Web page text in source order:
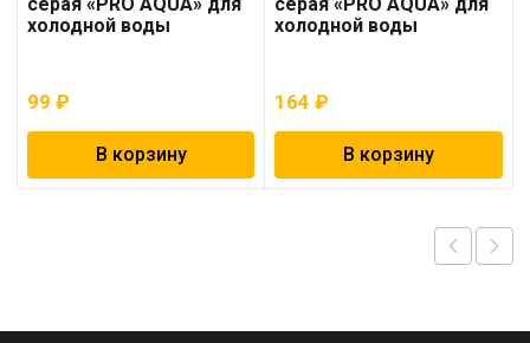
холодной воды
99 ₽
В корзину
холодной воды
164₽
В корзину